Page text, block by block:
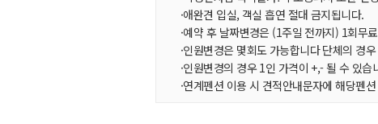
·애완견 입실, 객실 흡연 절대 금지됩니다.
·예약 후 날짜변경은 (1주일 전까지) 1회무
·인원변경은 몇회도 가능합니다 단체의 경
·인원변경의 경우 1인 가격이 +,- 될 수 있
·연계펜션 이용 시 견적안내문자에 해당펜